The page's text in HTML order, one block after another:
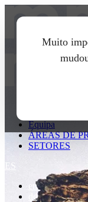
Muito
Equipa
ÁREAS DE
SETORES
ES
en
de